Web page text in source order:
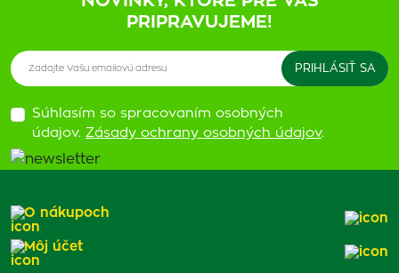
PRIPRAVUJEME!
Súhlasím so spracovaním osobných
údajov. Zásady ochrany osobných údajov.
O nákupoch
Môj účet